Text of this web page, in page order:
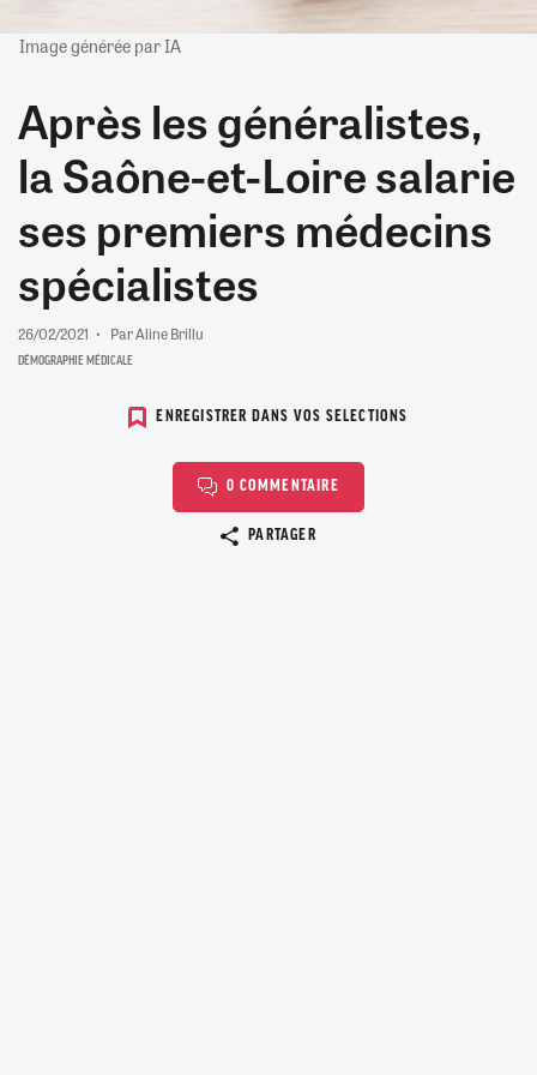
Image générée par IA
Après les généralistes,
la Saône-et-Loire salarie
ses premiers médecins
spécialistes
26/02/2021 Par Aline Brillu
DÉMOGRAPHIE MÉDICALE
ENREGISTRER DANS VOS SELECTIONS
0 COMMENTAIRE
PARTAGER